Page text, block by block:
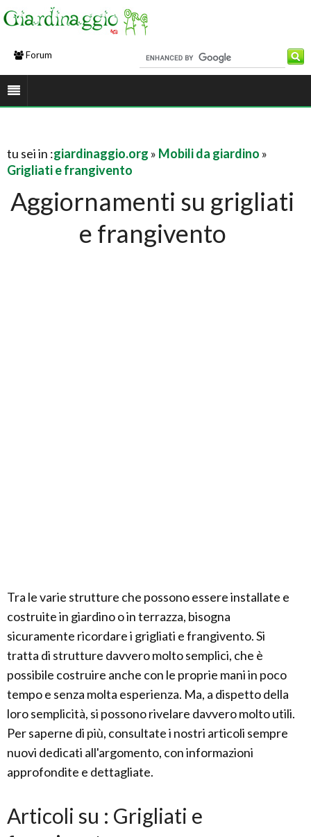
Forum
tu sei in :giardinaggio.org » Mobili da giardino »
Grigliati e frangivento
Aggiornamenti su grigliati
e frangivento
Tra le varie strutture che possono essere installate e
costruite in giardino o in terrazza, bisogna
sicuramente ricordare i grigliati e frangivento. Si
tratta di strutture davvero molto semplici, che è
possibile costruire anche con le proprie mani in poco
tempo e senza molta esperienza. Ma, a dispetto della
loro semplicità, si possono rivelare davvero molto utili.
Per saperne di più, consultate i nostri articoli sempre
nuovi dedicati all'argomento, con informazioni
approfondite e dettagliate.
Articoli su : Grigliati e